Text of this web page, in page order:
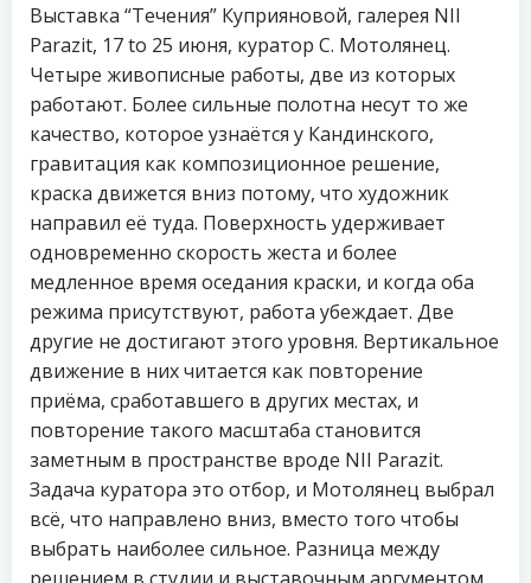
Выставка “Течения” Куприяновой, галерея NII
Parazit, 17 to 25 июня, куратор С. Мотолянец.
Четыре живописные работы, две из которых
работают. Более сильные полотна несут то же
качество, которое узнаётся у Кандинского,
гравитация как композиционное решение,
краска движется вниз потому, что художник
направил её туда. Поверхность удерживает
одновременно скорость жеста и более
медленное время оседания краски, и когда оба
режима присутствуют, работа убеждает. Две
другие не достигают этого уровня. Вертикальное
движение в них читается как повторение
приёма, сработавшего в других местах, и
повторение такого масштаба становится
заметным в пространстве вроде NII Parazit.
Задача куратора это отбор, и Мотолянец выбрал
всё, что направлено вниз, вместо того чтобы
выбрать наиболее сильное. Разница между